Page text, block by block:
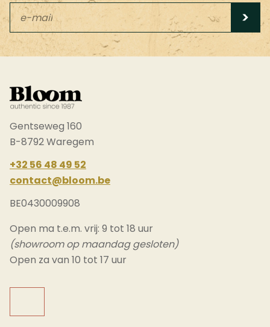
Leave
this
field
blank
Gentseweg 160
B-8792 Waregem
+32 56 48 49 52
contact@bloom.be
BE0430009908
Open ma t.e.m. vrij: 9 tot 18 uur
(showroom op maandag gesloten)
Open za van 10 tot 17 uur